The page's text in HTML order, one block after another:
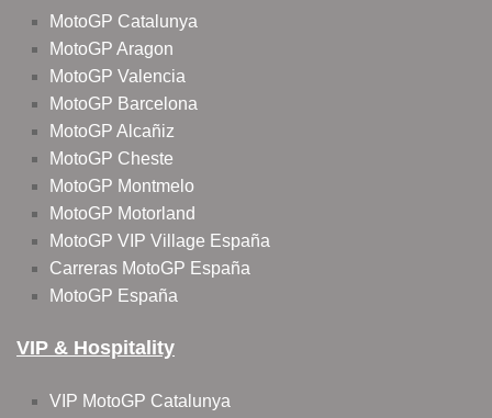
MotoGP Catalunya
MotoGP Aragon
MotoGP Valencia
MotoGP Barcelona
MotoGP Alcañiz
MotoGP Cheste
MotoGP Montmelo
MotoGP Motorland
MotoGP VIP Village España
Carreras MotoGP España
MotoGP España
VIP & Hospitality
VIP MotoGP Catalunya